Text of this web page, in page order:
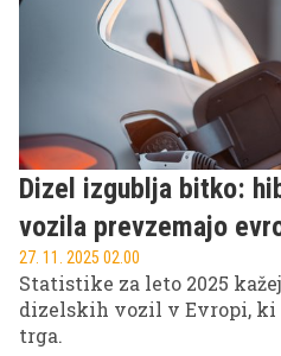
Dizel izgublja bitko:
vozila prevzemajo
27. 11. 2025 02.00
Statistike za leto 2025
dizelskih vozil v Evropi, ki
trga.